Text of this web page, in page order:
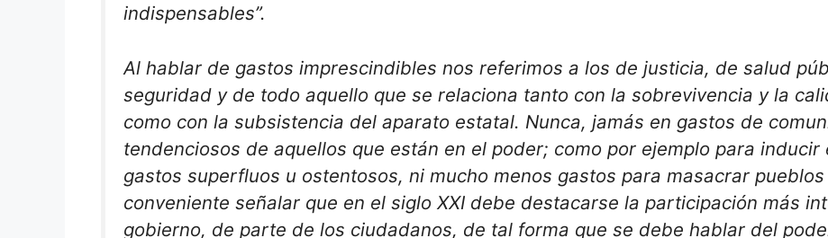
indispensables”.
Al hablar de gastos imprescindibles nos referimos a los de justicia, de salud
seguridad y de todo aquello que se relaciona tanto con la sobrevivencia y la
como con la subsistencia del aparato estatal. Nunca, jamás en gastos de
tendenciosos de aquellos que están en el poder; como por ejemplo para
gastos superfluos u ostentosos, ni mucho menos gastos para masacrar
conveniente señalar que en el siglo XXI debe destacarse la participación más
gobierno, de parte de los ciudadanos, de tal forma que se debe hablar del